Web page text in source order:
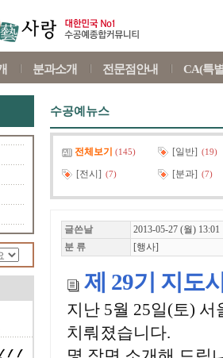
분과소개 전문점안내 CA(특
수공예뉴스
전체보기 (145) [일반] (19)
[전시] (7) [분과] (7)
글쓴날
2013-05-27 (월) 13:01
분 류
[행사]
제 29기 지도
지난 5월 25일(토)
치뤄졌습니다.